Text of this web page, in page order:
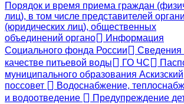
Порядок и время приема граждан
лиц), в том числе представителей
(юридических лиц), общественных
объединений органо
Информация
Социального фонда России
Сведения
качестве питьевой воды
ГО ЧС
муниципального образования Аскизский
поссовет
Водоснабжение,
и водоотведение
Предупреждение